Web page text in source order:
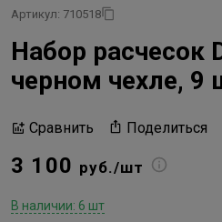
Артикул: 710518
Набор расчесок
черном чехле, 9
Сравнить Поделиться
3 100 руб./шт
В наличии: 6 шт